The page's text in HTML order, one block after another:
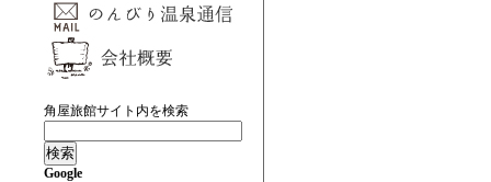
角屋旅館サイト内を検索
Google